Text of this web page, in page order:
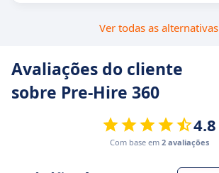
Ver todas as alternativas
Avaliações do cliente
sobre Pre-Hire 360
4.8
Com base em 2 avaliações